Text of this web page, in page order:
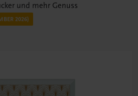
und mehr Genuss
2026)